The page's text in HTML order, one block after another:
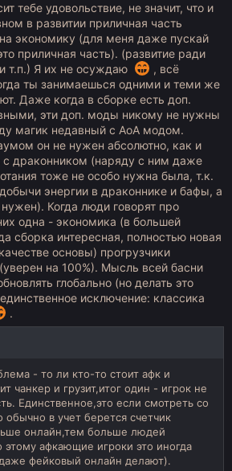
тебе удовольствие, не значит, что и
в развитии приличная часть
экономику (для меня даже пускай
приличная часть). (развитие ради
и т.п.) Я их не осуждаю
, всё
ты занимаешься одними и теми же
Даже когда в сборке есть доп.
эти доп. моды никому не нужны
магик недавный с АoA модом.
он не нужен абсолютно, как и
драконником (наряду с ним даже
тоже не особо нужна была, т.к.
энергии в драконнике и бафы, а
нужен). Когда люди говорят про
одна - экономика (в большей
сборка интересная, полностью новая
основы) прогрузчики
на 100%). Мысль всей басни
глобально (но делать это
исключение: классика
.
- то ли кто-то стоит афк и
чанкер и грузит,итог один - игрок не
Единственное,это если смотреть со
в учет берется счетчик
онлайн,тем больше людей
этому афкающие игроки это иногда
фейковый онлайн делают).